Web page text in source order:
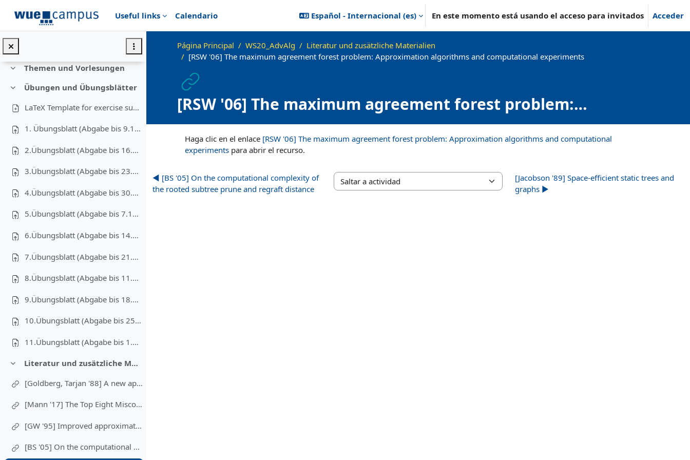
Useful links
Calendario Español - Internacional ‎(es)‎ En este momento está usando el acceso para invitados Acceder
Colapsar
Colapsar
Themen und Vorlesungen
Colapsar
Übungen und Übungsblätter
LaTeX Template for exercise submissions
1. Übungsblatt (Abgabe bis 9.11.2020)
2.Übungsblatt (Abgabe bis 16.11.2020)
3.Übungsblatt (Abgabe bis 23.11.2020)
4.Übungsblatt (Abgabe bis 30.11.2020)
5.Übungsblatt (Abgabe bis 7.12.2020)
6.Übungsblatt (Abgabe bis 14.12.2020)
7.Übungsblatt (Abgabe bis 21.12.2020)
8.Übungsblatt (Abgabe bis 11.01.2021)
9.Übungsblatt (Abgabe bis 18.01.2021)
10.Übungsblatt (Abgabe bis 25.01.2021)
11.Übungsblatt (Abgabe bis 1.02.2021)
Colapsar
Literatur und zusätzliche Materialien
[Goldberg, Tarjan '88] A new approach to the maximum-flow problem
[Mann '17] The Top Eight Misconceptions about NP-Hardness
[GW '95] Improved approximation algorithms for maximum cut and satisfiability problems using semidefinite programming
[BS '05] On the computational complexity of the rooted subtree prune and regraft distance
Página Principal WS20_AdvAlg
Literatur und zusätzliche Materialien
[RSW '06] The maximum agreement forest problem: Approximation algorithms and computational experiments
[RSW '06] The maximum agreement forest problem:
Approximation algorithms and computational experiments
Haga clic en el enlace [RSW '06] The maximum agreement forest problem: Approximation algorithms and computational
experiments para abrir el recurso.
◀︎ [BS '05] On the computational complexity of
the rooted subtree prune and regraft distance
Saltar a actividad
[Jacobson '89] Space-efficient static trees and
graphs ▶︎